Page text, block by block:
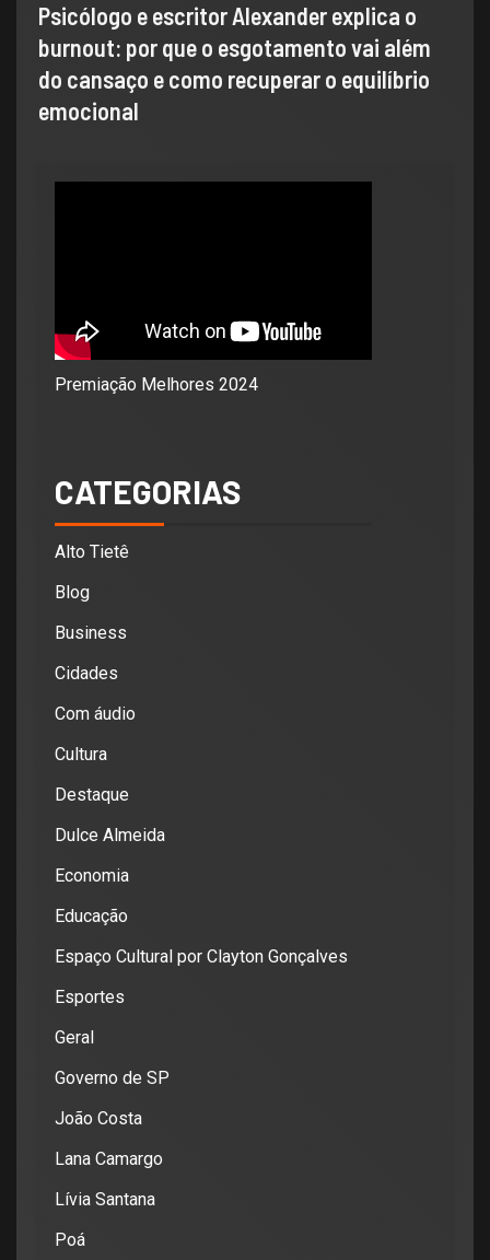
Psicólogo e escritor Alexander explica o
burnout: por que o esgotamento vai além
do cansaço e como recuperar o equilíbrio
emocional
Premiação Melhores 2024
CATEGORIAS
Alto Tietê
Blog
Business
Cidades
Com áudio
Cultura
Destaque
Dulce Almeida
Economia
Educação
Espaço Cultural por Clayton Gonçalves
Esportes
Geral
Governo de SP
João Costa
Lana Camargo
Lívia Santana
Poá